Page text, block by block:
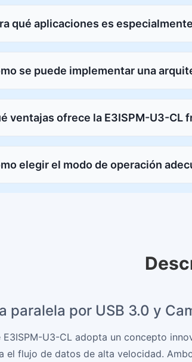
qué aplicaciones es
se puede implementar una
ventajas ofrece la E3ISPM-U3-CL
elegir el modo de operación
paralela por USB 3.0 y
E3ISPM-U3-CL adopta un concepto
el flujo de datos de alta velocidad.